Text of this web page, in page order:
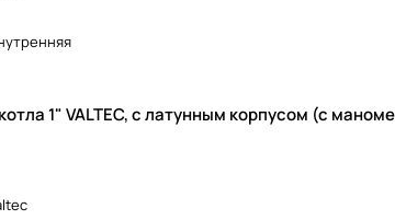
1" VALTEC, с латунным корпусом (с